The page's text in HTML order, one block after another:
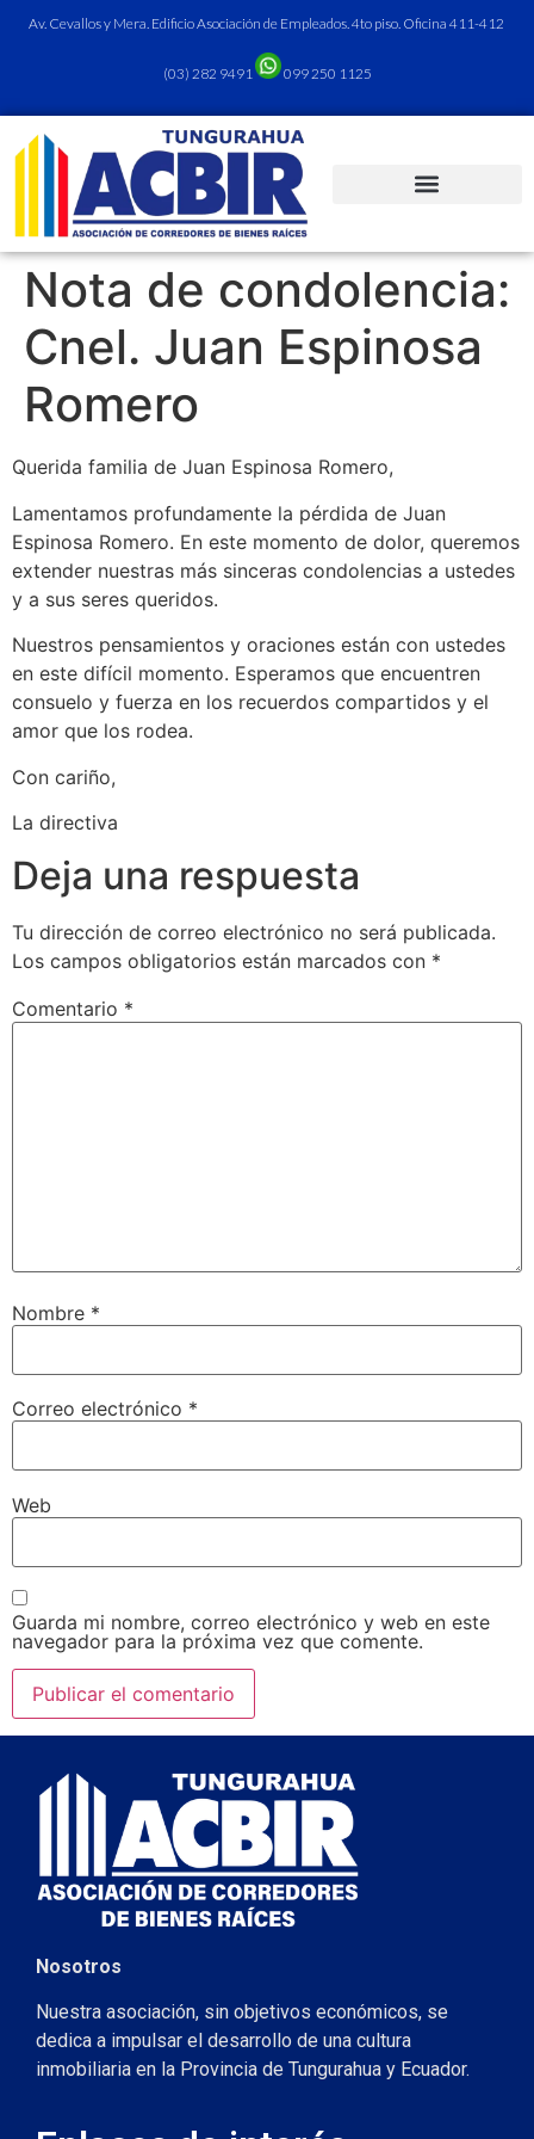
Av. Cevallos y Mera. Edificio Asociación de Empleados. 4to piso. Oficina 411-412
(03) 282 9491 099 250 1125
Nota de condolencia:
Cnel. Juan Espinosa
Romero
Querida familia de Juan Espinosa Romero,
Lamentamos profundamente la pérdida de Juan
Espinosa Romero. En este momento de dolor, queremos
extender nuestras más sinceras condolencias a ustedes
y a sus seres queridos.
Nuestros pensamientos y oraciones están con ustedes
en este difícil momento. Esperamos que encuentren
consuelo y fuerza en los recuerdos compartidos y el
amor que los rodea.
Con cariño,
La directiva
Deja una respuesta
Tu dirección de correo electrónico no será publicada.
Los campos obligatorios están marcados con *
Comentario *
Nombre *
Correo electrónico *
Web
Guarda mi nombre, correo electrónico y web en este
navegador para la próxima vez que comente.
Nosotros
Nuestra asociación, sin objetivos económicos, se
dedica a impulsar el desarrollo de una cultura
inmobiliaria en la Provincia de Tungurahua y Ecuador.